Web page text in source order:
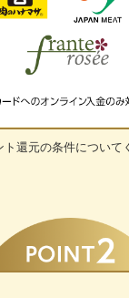
還元の条件について